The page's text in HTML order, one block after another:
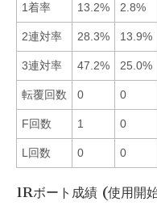
1着率 13.2% 2.8%
2連対率 28.3% 13.9%
3連対率 47.2% 25.0%
転覆回数 0 0
F回数 1 0
L回数 0 0
1Rボート成績 (使用